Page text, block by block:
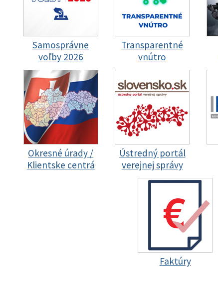
Samosprávne
voľby 2026
Transparentné
vnútro
Okresné úrady /
Klientske centrá
Ústredný portál
verejnej správy
Faktúry